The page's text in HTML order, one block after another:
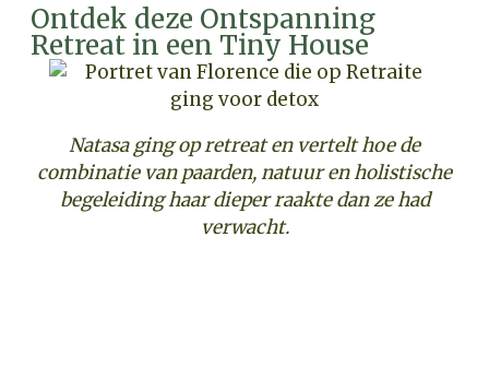
Ontdek deze Ontspanning
Retreat in een Tiny House
Natasa ging op retreat en vertelt hoe de
combinatie van paarden, natuur en holistische
begeleiding haar dieper raakte dan ze had
verwacht.